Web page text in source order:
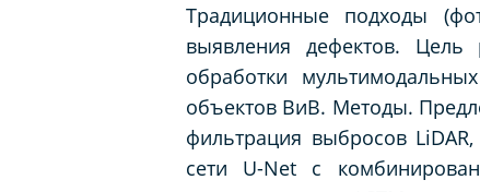
Традиционные подходы
выявления дефектов. Цель
обработки
объектов ВиВ. Методы.
фильтрация выбросов
сети U-Net с